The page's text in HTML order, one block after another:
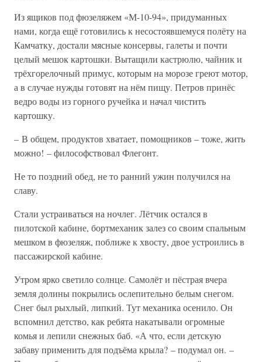
Из ящиков под фюзеляжем «М-10-94», придуманных
нами, когда ещё готовились к несостоявшемуся полёту на
Камчатку, достали мясные консервы, галеты и почти
целый мешок картошки. Вытащили кастрюлю, чайник и
трёхгорелочный примус, которым на морозе греют мотор,
а в случае нужды готовят на нём пищу. Петров принёс
ведро воды из горного ручейка и начал чистить
картошку.
– В общем, продуктов хватает, помощников – тоже, жить
можно! – философствовал Флегонт.
Не то поздний обед, не то ранний ужин получился на
славу.
Стали устраиваться на ночлег. Лётчик остался в
пилотской кабине, бортмеханик залез со своим спальным
мешком в фюзеляж, поближе к хвосту, двое устроились в
пассажирской кабине.
Утром ярко светило солнце. Самолёт и пёстрая вчера
земля долины покрылись ослепительно белым снегом.
Снег был рыхлый, липкий. Тут механика осенило. Он
вспомнил детство, как ребята накатывали огромные
комья и лепили снежных баб. «А что, если детскую
забаву применить для подъёма крыла? – подумал он. –